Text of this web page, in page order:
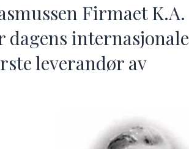
Firmaet K.A.
dagens internasjonale
leverandør av